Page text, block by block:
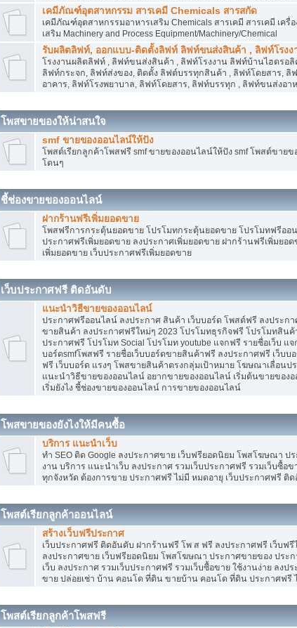
เคมีภัณฑ์อุตสาหกรรม สารเคมี Chemicals สารสกัด
เคมีภัณฑ์อุตสาหกรรมอาหารเสริม Chemicals สารเคมี สารเคมี เครื่
เสริม Machinery and Process Equipment/Machinery/Chemical
รับผลิตลิฟท์, ออกแบบ-ติดตั้งลิฟท์ ลิฟท์ขนส่งสินค้า , ลิฟท์โรงง
โรงงานผลิตลิฟท์ , ลิฟท์ขนส่งสินค้า , ลิฟท์โรงงาน ลิฟท์บ้านไฮดรอ
ลิฟท์กระจก, ลิฟท์ส่งของ, ติดตั้ง ลิฟต์บรรทุกสินค้า , ลิฟท์โดยสาร, ลิ
อาคาร, ลิฟท์โรงพยาบาล, ลิฟท์โดยสาร, ลิฟท์บรรทุก , ลิฟท์ขนส่งอา
โพสขายของให้น่าสนใจ
smf ขายของออนไลน์ให้ปัง
โพสต์เรียกลูกค้าโพสฟรี smf ขายของออนไลน์ให้ปัง smf โพสต์ขายข
โดนๆ
ชี้ช่องขายของออนไลน์
ฝากร้านฟรีเพิ่มยอดขาย
โพสฟรีการกระตุ้นยอดขาย โปรโมทกระตุ้นยอดขาย โปรโมทฟรีออ
ประกาศฟรีเพิ่มยอดขาย ลงประกาศเพิ่มยอดขาย ฝากร้านฟรีเพิ่มยอ
เพิ่มยอดขาย เว็บประกาศฟรีเพิ่มยอดขาย
เว็บประกาศฟรี ติดอันดับ
แนะนำวิธีขายของออนไลน์
ประกาศฟรีออนไลน์ ลงประกาศ สินค้า เว็บบอร์ด โพสต์ฟรี ลงประก
ขายสินค้า ลงประกาศฟรีใหม่ๆ 2023 โปรโมทธุรกิจฟรี โปรโมทสินค้
ประกาศฟรี โปรโมท Social โปรโมท youtube แจกฟรี รายชื่อเว็บ แจ
บอร์ดsmfโพสฟรี รายชื่อเว็บบอร์ดขายสินค้าฟรี ลงประกาศฟรี เว็บบ
ฟรี เว็บบอร์ด แรงๆ โพสขายสินค้าตรงกลุ่มเป้าหมาย โฆษณาเลื่อนป
แนะนำวิธีขายของออนไลน์ อยากขายของออนไลน์ เริ่มต้นขายของ
เริ่มยังไง ชี้ช่องขายของออนไลน์ การขายของออนไลน์
โพสขายของยังไงให้มีคนซื้อ
บริการ แนะนำเว็บ
ทำ SEO ติด Google ลงประกาศขาย เว็บฟรียอดนิยม โพสโฆษณา ป
งาน บริการ แนะนำเว็บ ลงประกาศ รวมเว็บประกาศฟรี รวมเว็บซื้อ
ทุกจังหวัด ต้องการขาย ประกาศฟรี ไม่มี หมดอายุ เว็บประกาศฟรี ติ
โพสต์เรียกลูกค้าออนไลน์
สร้างเว็บฟรีประกาศ
เว็บประกาศฟรี ติดอันดับ ฝากร้านฟรี โพ ส ฟรี ลงประกาศฟรี เว็บฟรี
ลงประกาศขาย เว็บฟรียอดนิยม โพสโฆษณา ประกาศขายของ ประ
เว็บ ลงประกาศ รวมเว็บประกาศฟรี รวมเว็บซื้อขาย ใช้งานง่าย ลงป
ขาย ปล่อยเช่า บ้าน คอนโด ที่ดิน ขายบ้าน คอนโด ที่ดิน ประกาศฟรี
โพสต์เรียกลูกค้าโพสฟรี